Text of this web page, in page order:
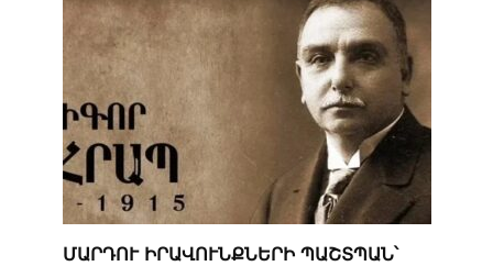
ՄԱՐԴՈՒ ԻՐԱՎՈՒՆՔՆԵՐԻ ՊԱՇՏՊԱՆ՝